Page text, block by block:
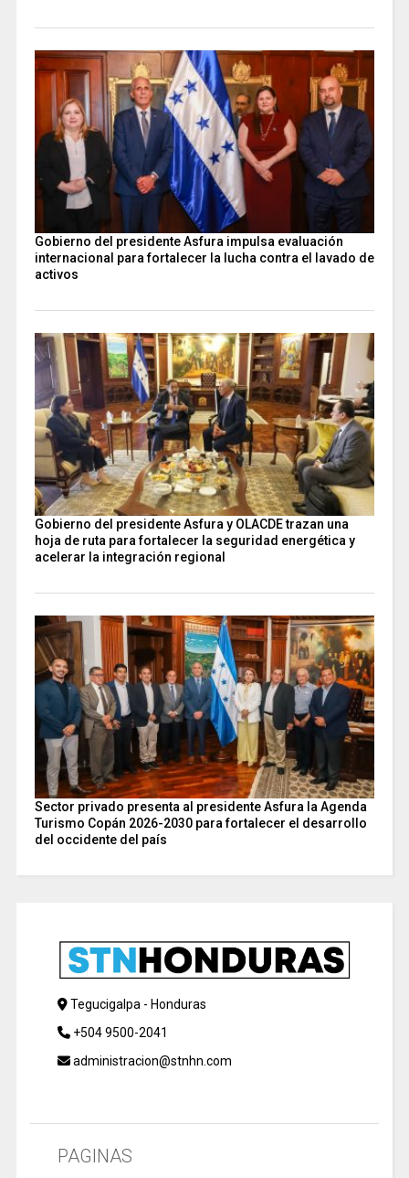
Gobierno del presidente Asfura impulsa evaluación
internacional para fortalecer la lucha contra el lavado de
activos
Gobierno del presidente Asfura y OLACDE trazan una
hoja de ruta para fortalecer la seguridad energética y
acelerar la integración regional
Sector privado presenta al presidente Asfura la Agenda
Turismo Copán 2026-2030 para fortalecer el desarrollo
del occidente del país
Tegucigalpa - Honduras
+504 9500-2041
administracion@stnhn.com
PAGINAS